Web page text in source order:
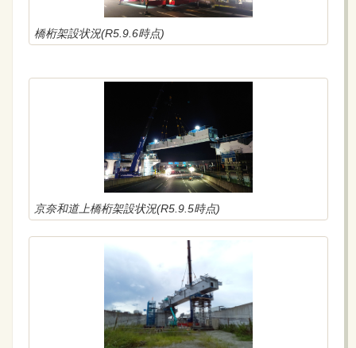
橋桁架設状況(R5.9.6時点)
京奈和道上橋桁架設状況(R5.9.5時点)